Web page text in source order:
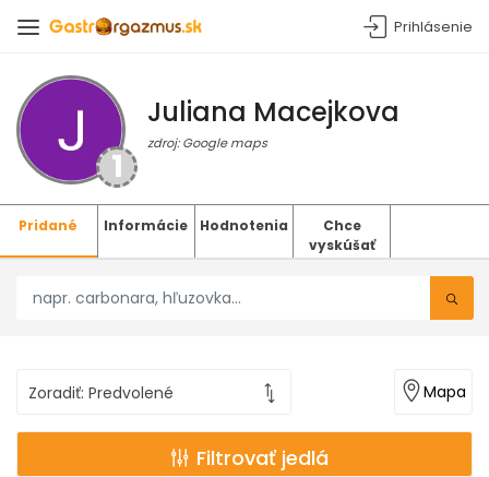
Prihlásenie
1
Juliana Macejkova
zdroj: Google maps
Pridané Informácie Hodnotenia
Chce
vyskúšať
Mapa
Filtrovať jedlá